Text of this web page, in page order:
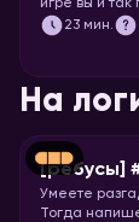
игре вы и так
Спросим вас
23 мин.
На
[ребусы]
Умеете
Тогда